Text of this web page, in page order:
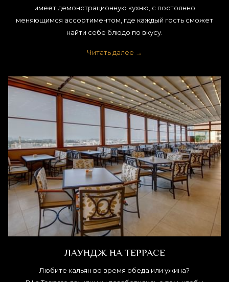
имеет демонстрационную кухню, с постоянно
меняющимся ассортиментом, где каждый гость сможет
найти себе блюдо по вкусу.
Читать далее
ЛАУНДЖ НА ТЕРРАСЕ
Любите кальян во время обеда или ужина?